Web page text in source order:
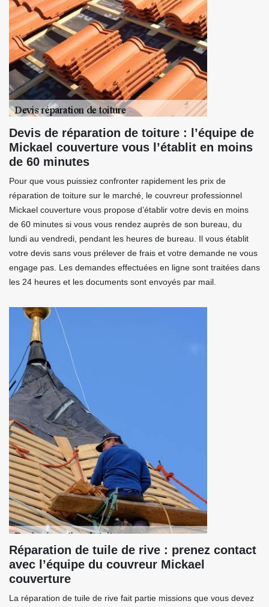
Devis de réparation de toiture : l’équipe de
Mickael couverture vous l’établit en moins
de 60 minutes
Pour que vous puissiez confronter rapidement les prix de
réparation de toiture sur le marché, le couvreur professionnel
Mickael couverture vous propose d’établir votre devis en moins
de 60 minutes si vous vous rendez auprès de son bureau, du
lundi au vendredi, pendant les heures de bureau. Il vous établit
votre devis sans vous prélever de frais et votre demande ne vous
engage pas. Les demandes effectuées en ligne sont traitées dans
les 24 heures et les documents sont envoyés par mail.
Réparation de tuile de rive : prenez contact
avec l’équipe du couvreur Mickael
couverture
La réparation de tuile de rive fait partie missions que vous devez